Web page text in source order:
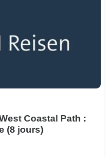
Coastal Path :
(8 jours)